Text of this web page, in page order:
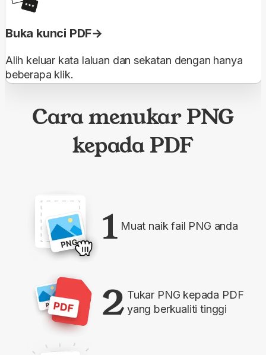
Buka kunci PDF
Alih keluar kata laluan dan sekatan dengan hanya
beberapa klik.
Cara menukar PNG
kepada PDF
1 Muat naik fail PNG anda
2 Tukar PNG kepada PDF
yang berkualiti tinggi